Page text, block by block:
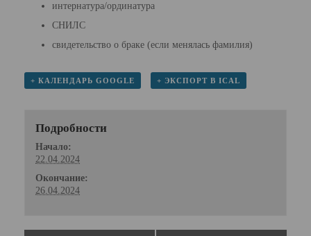
интернатура/ординатура
СНИЛС
свидетельство о браке (если менялась фамилия)
+ КАЛЕНДАРЬ GOOGLE + ЭКСПОРТ В ICAL
Подробности
Начало:
22.04.2024
Окончание:
26.04.2024